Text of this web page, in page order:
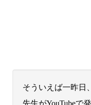
そういえば一昨日
先生がYouTubeで